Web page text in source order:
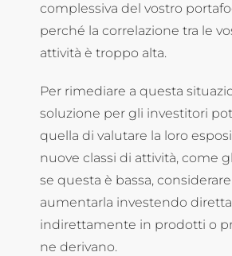
complessiva del vostro
perché la correlazione tra le
attività è troppo alta.
Per rimediare a questa
soluzione per gli investitori
quella di valutare la loro
nuove classi di attività, come
se questa è bassa,
aumentarla investendo
indirettamente in prodotti o
ne derivano.